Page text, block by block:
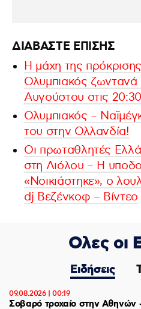
ΔΙΑΒΑΣΤΕ ΕΠΙΣΗΣ
Η μάχη της
Ολυμπιακός ζωντανά
Αυγούστου στις 20:30
Ολυμπιακός –
του στην Ολλανδία!
Οι πρωταθλητές
στη Λιόλου – Η
«Νοικιάστηκε», ο
dj Βεζένκοφ – Βίντεο
Ολες οι
Ειδήσεις
09.08.2026 | 00:19
Σοβαρό τροχαίο στην Αθηνών